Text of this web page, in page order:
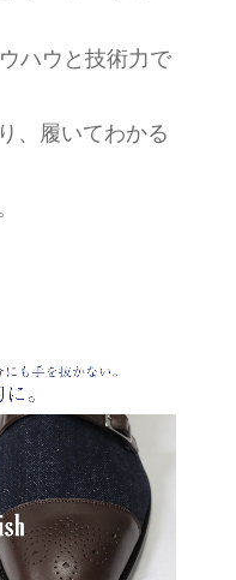
ハウと技術力で
、履いてわかる